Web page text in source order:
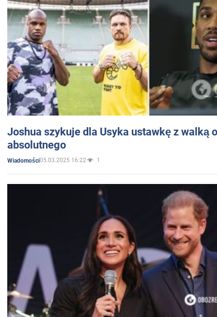
Joshua szykuje dla Usyka ustawkę z walką
absolutnego
Wiadomości05.03.2025 16:22 1